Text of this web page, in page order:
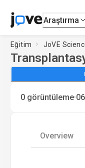
Araştırma
Eğitim JoVE
0 görüntüleme·
Overview